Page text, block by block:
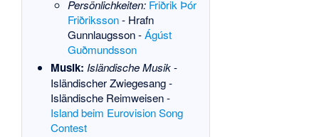
Persönlichkeiten: Friðrik Þór
Friðriksson- Hrafn
Gunnlaugsson-Ágúst
Guðmundsson
Musik: Isländische Musik-
Isländischer Zwiegesang-
Isländische Reimweisen-
Island beim Eurovision Song
Contest